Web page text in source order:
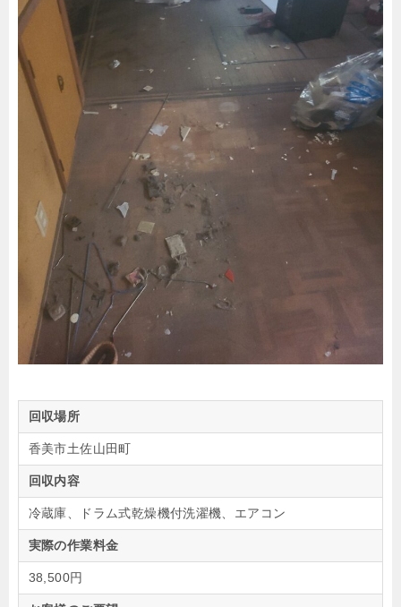
回収場所
香美市土佐山田町
回収内容
冷蔵庫、ドラム式乾燥機付洗濯機、エアコン
実際の作業料金
38,500円